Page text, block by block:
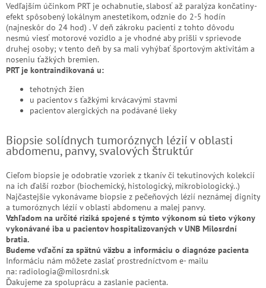
Vedľajším účinkom PRT je ochabnutie, slabosť až paralýza končatiny-
efekt spôsobený lokálnym anestetikom, odznie do 2-5 hodín
(najneskôr do 24 hod) . V deň zákroku pacienti z tohto dôvodu
nesmú viesť motorové vozidlo a je vhodné aby prišli v sprievode
druhej osoby; v tento deň by sa mali vyhýbať športovým aktivitám a
noseniu ťažkých bremien.
PRT je kontraindikovaná u:
tehotných žien
u pacientov s ťažkými krvácavými stavmi
pacientov alergických na podávané lieky
Biopsie solídnych tumoróznych lézií v oblasti
abdomenu, panvy, svalových štruktúr
Cieľom biopsie je odobratie vzoriek z tkanív či tekutinových kolekcií
na ich ďalší rozbor (biochemický, histologický, mikrobiologický..)
Najčastejšie vykonávame biopsie z pečeňových lézií neznámej dignity
a tumoróznych lézií v oblasti abdomenu a malej panvy.
Vzhľadom na určité riziká spojené s týmto výkonom sú tieto výkony
vykonávané iba u pacientov hospitalizovaných v UNB Milosrdní
bratia.
Budeme vďační za spätnú väzbu a informáciu o diagnóze pacienta
Informáciu nám môžete zaslať prostredníctvom e- mailu
na: radiologia@milosrdni.sk
Ďakujeme za spoluprácu a zaslanie pacienta.